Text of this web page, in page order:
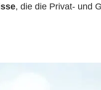
, die die Privat- und